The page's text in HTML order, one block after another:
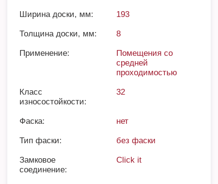
Ширина доски, мм: 193
Толщина доски, мм: 8
Применение:
Помещения со
средней
проходимостью
Класс
износостойкости:
32
Фаска: нет
Тип фаски: без фаски
Замковое
соединение:
Click it